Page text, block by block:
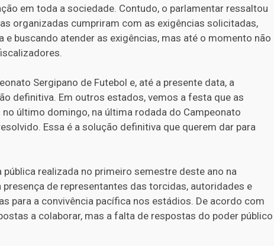
em toda a sociedade. Contudo, o parlamentar ressaltou
organizadas cumpriram com as exigências solicitadas,
buscando atender as exigências, mas até o momento não
Sergipano de Futebol e, até a presente data, a
definitiva. Em outros estados, vemos a festa que as
último domingo, na última rodada do Campeonato
Essa é a solução definitiva que querem dar para
realizada no primeiro semestre deste ano na
de representantes das torcidas, autoridades e
para a convivência pacífica nos estádios. De acordo com
a colaborar, mas a falta de respostas do poder público